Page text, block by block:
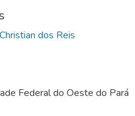
dos Reis
Federal do Oeste do Pará